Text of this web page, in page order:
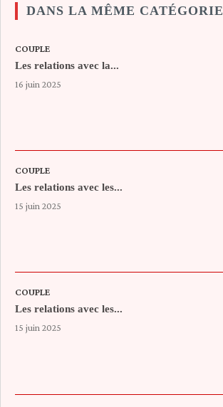
DANS LA MÊME CATÉGORIE
COUPLE
Les relations avec la...
16 juin 2025
COUPLE
Les relations avec les...
15 juin 2025
COUPLE
Les relations avec les...
15 juin 2025